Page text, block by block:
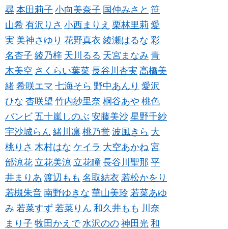
尋 本田莉子 小向美奈子 国仲みさと 笹
山希 有沢りさ 小西まりえ 栗林里莉 愛
実 美神さゆり 花野真衣 綾瀬はるな 彩
名杏子 綾乃梓 天川るる 天宮まなみ 青
木美空 さくらい葉菜 長谷川杏実 高橋美
緒 希咲エマ 七海そら 野中あんり 愛沢
ひな 杏咲望 竹内紗里奈 桐谷あや 桃色
バンビ 五十嵐しのぶ 安藤美沙 星野千紗
宇沙城らん 緒川凛 桃乃誉 波風きら 大
桃りさ 木村はな ケイラ 大空あかね 宮
部涼花 立花美涼 立花瞳 長谷川聖那 平
井まりあ 渡辺もも 名取結衣 若松かをり
若槻朱音 南野ゆきな 華山美玲 若菜あゆ
み 若菜すず 若菜りん 和久井もも 川奈
まり子 牧田かえで 水沢のの 神田光 和